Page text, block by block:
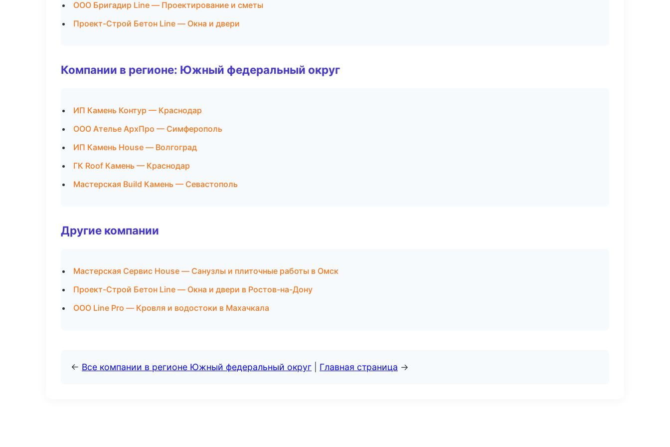
ООО Бригадир Line — Проектирование и сметы
Проект-Строй Бетон Line — Окна и двери
Компании в регионе: Южный федеральный округ
ИП Камень Контур — Краснодар
ООО Ателье АрхПро — Симферополь
ИП Камень House — Волгоград
ГК Roof Камень — Краснодар
Мастерская Build Камень — Севастополь
Другие компании
Мастерская Сервис House — Санузлы и плиточные работы в Омск
Проект-Строй Бетон Line — Окна и двери в Ростов-на-Дону
ООО Line Pro — Кровля и водостоки в Махачкала
← Все компании в регионе Южный федеральный округ Главная страница →